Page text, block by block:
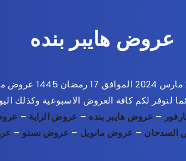
عروض هايبر بنده
لنوفر لكم كافة العروض الاسبوعية وكذلك
– عروض هايبر بنده – عروض الراية –
السدحان – عروض مانويل – عروض نستو –